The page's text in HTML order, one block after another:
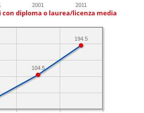
2001 2011
diploma o laurea/licenza media
194.5
104.5